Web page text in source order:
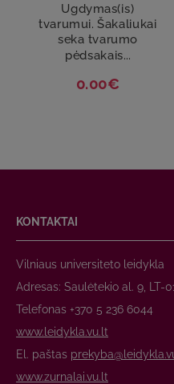
Ugdymas(is)
tvarumui. Šakaliukai
seka tvarumo
pėdsakais...
0.00€
KONTAKTAI
Vilniaus universiteto leidykla
Adresas: Saulėtekio al. 9, LT-
Telefonas +370 5 236 6044
www.leidykla.vu.lt
El. paštas
www.zurnalai.vu.lt